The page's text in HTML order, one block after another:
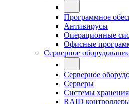
Программное
Антивирусы
Операционные
Офисные
Серверное оборудование
Серверное
Серверы
Системы
RAID